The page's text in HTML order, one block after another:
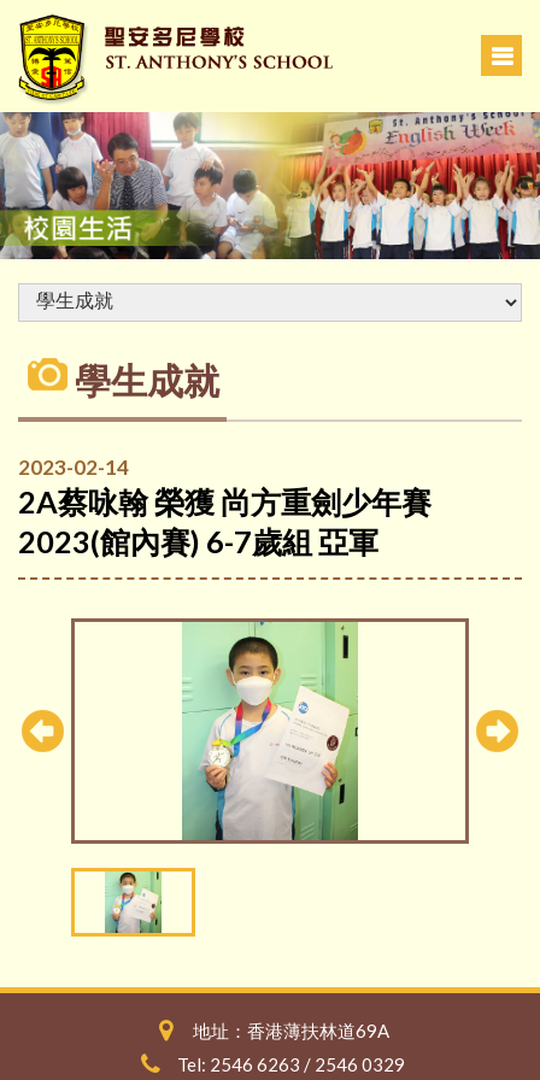
學生成就
2023-02-14
2A蔡咏翰 榮獲 尚方重劍少年賽
2023(館內賽) 6-7歲組 亞軍
地址：香港薄扶林道69A
Tel: 2546 6263 / 2546 0329